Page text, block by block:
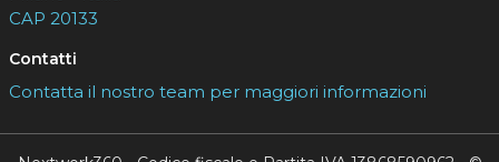
CAP 20133
Contatti
Contatta il nostro team per maggiori informazioni